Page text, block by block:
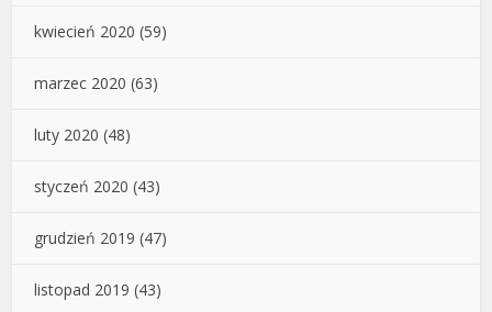
kwiecień 2020 (59)
marzec 2020 (63)
luty 2020 (48)
styczeń 2020 (43)
grudzień 2019 (47)
listopad 2019 (43)